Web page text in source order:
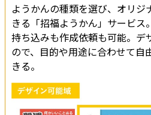
ようかんの種類を選び、オリジ
きる「招福ようかん」サービス
持ち込みも作成依頼も可能。デ
ので、目的や用途に合わせて自
きる。